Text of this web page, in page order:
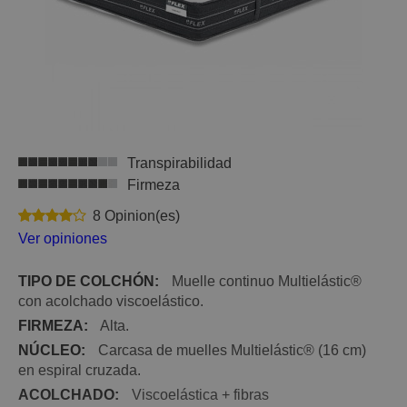
Transpirabilidad
Firmeza
8 Opinion(es)
Ver opiniones
TIPO DE COLCHÓN:
Muelle continuo Multielástic®
con acolchado viscoelástico.
FIRMEZA:
Alta.
NÚCLEO:
Carcasa de muelles Multielástic® (16 cm)
en espiral cruzada.
ACOLCHADO:
Viscoelástica + fibras